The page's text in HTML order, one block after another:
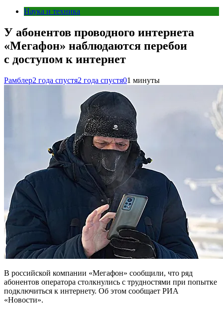
Наука и техника
У абонентов проводного интернета
«Мегафон» наблюдаются перебои
с доступом к интернет
Рамблер2 года спустя2 года спустя01 минуты
В российской компании «Мегафон» сообщили, что ряд
абонентов оператора столкнулись с трудностями при попытке
подключиться к интернету. Об этом сообщает РИА
«Новости».